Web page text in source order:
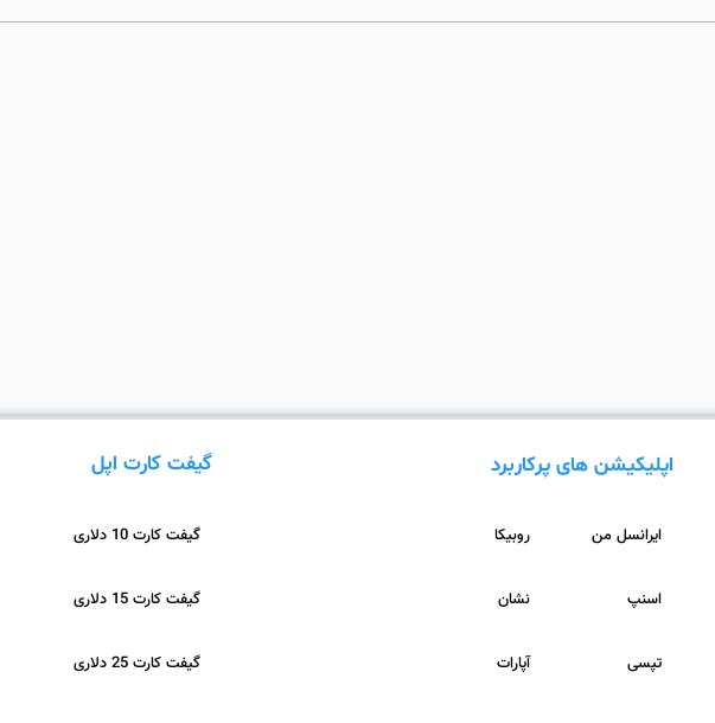
گیفت کارت اپل
گیفت کارت 10 دلاری
گیفت کارت 15 دلاری
گیفت کارت 25 دلاری
اپلیکیشن های پرکاربرد
روبیکا ایرانسل من
نشان اسنپ
آپارات تپسی